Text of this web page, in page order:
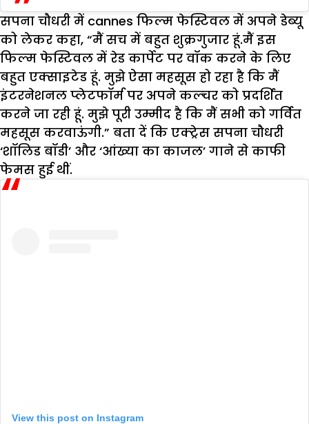
सपना चौधरी में cannes फिल्म फेस्टिवल में अपने डेब्यू
को लेकर कहा, “मैं सच में बहुत शुक्रगुजार हूं.मैं इस
फिल्म फेस्टिवल में रेड कार्पेट पर वॉक करने के लिए
बहुत एक्साइटेड हूं. मुझे ऐसा महसूस हो रहा है कि मैं
इंटरनेशनल प्लेटफॉर्म पर अपने कल्चर को प्रदर्शित
करने जा रही हू्ं. मुझे पूरी उम्मीद है कि मैं सभी को गर्वित
महसूस करवाऊंगी.” बता दें कि एक्ट्रेस सपना चौधरी
‘शॉलिड बॉडी’ और ‘आंख्या का काजल’ गाने से काफी
फेमस हुई थीं.
View this post on Instagram